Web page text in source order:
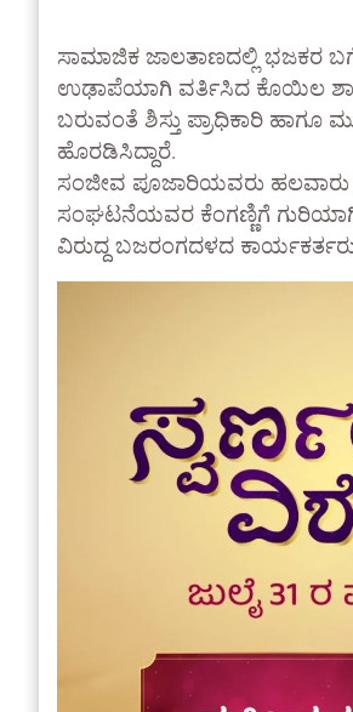
ಸಾಮಾಜಿಕ ಜಾಲತಾಣದಲ್ಲಿ ಭಜಕರ
ಉಢಾಪೆಯಾಗಿ ವರ್ತಿಸಿದ ಕೊಯಿಲ
ಬರುವಂತೆ ಶಿಸ್ತು ಪ್ರಾಧಿಕಾರಿ ಹಾಗೂ
ಹೊರಡಿಸಿದ್ದಾರೆ.
ಸಂಜೀವ ಪೂಜಾರಿಯವರು ಹಲವಾರು
ಸಂಘಟನೆಯವರ ಕೆಂಗಣ್ಣಿಗೆ
ವಿರುದ್ದ ಬಜರಂಗದಳದ